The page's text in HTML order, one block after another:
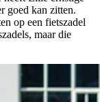
goed kan zitten.
op een fietszadel
maar die